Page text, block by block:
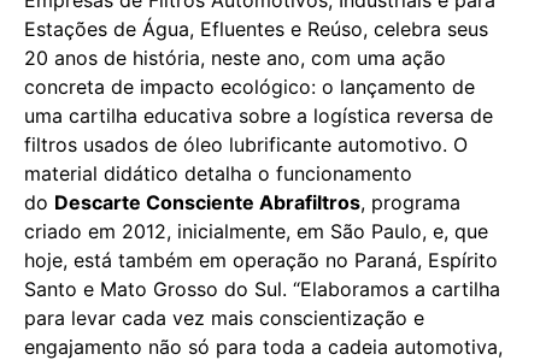
Estações de Água, Efluentes e Reúso, celebra seus
20 anos de história, neste ano, com uma ação
concreta de impacto ecológico: o lançamento de
uma cartilha educativa sobre a logística reversa de
filtros usados de óleo lubrificante automotivo. O
material didático detalha o funcionamento
do Descarte Consciente Abrafiltros, programa
criado em 2012, inicialmente, em São Paulo, e, que
hoje, está também em operação no Paraná, Espírito
Santo e Mato Grosso do Sul. “Elaboramos a cartilha
para levar cada vez mais conscientização e
engajamento não só para toda a cadeia automotiva,